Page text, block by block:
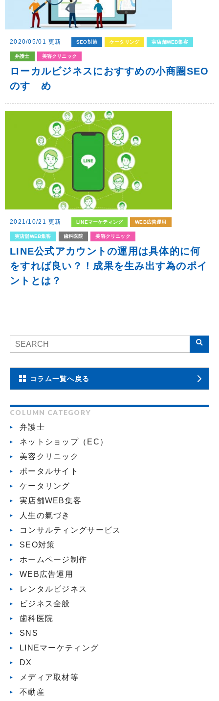
2020/05/01 更新 SEO対策 ケータリング 実店舗WEB集客
弁護士 美容クリニック
ローカルビジネスにおすすめの小商圏SEO
のすゝめ
2021/10/21 更新 LINEマーケティング WEB広告運用
実店舗WEB集客 歯科医院 美容クリニック
LINE公式アカウントの運用は具体的に何
をすれば良い？！成果を生み出す為のポイ
ントとは？
コラム一覧へ戻る
COLUMN CATEGORY
弁護士
ネットショップ（EC）
美容クリニック
ポータルサイト
ケータリング
実店舗WEB集客
人生の氣づき
コンサルティングサービス
SEO対策
ホームページ制作
WEB広告運用
レンタルビジネス
ビジネス全般
歯科医院
SNS
LINEマーケティング
DX
メディア取材等
不動産